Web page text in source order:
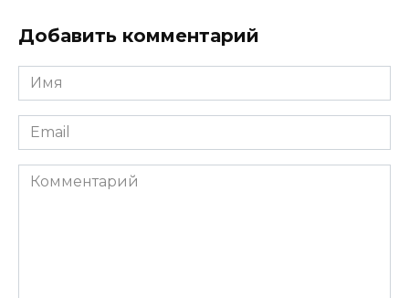
Добавить комментарий
Имя
*
Email
*
Комментарий